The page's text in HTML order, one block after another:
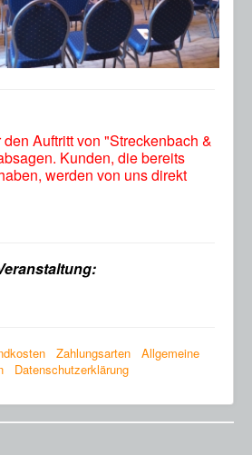
Auftritt von "Streckenbach &
Kunden, die bereits
werden von uns direkt
Zahlungsarten
Allgemeine
Datenschutzerklärung